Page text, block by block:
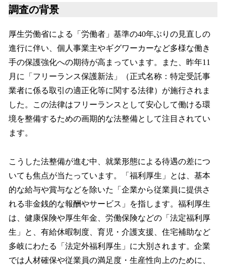
調査の背景
厚生労働省による「労働者」基準の40年ぶりの見直しの
進行に伴い、個人事業主やギグワーカーなど多様な働き
手の保護強化への期待が高まっています。また、昨年11
月に「フリーランス保護新法」（正式名称：特定受託事
業者に係る取引の適正化等に関する法律）が施行されま
した。この法律はフリーランスとして安心して働ける環
境を整備するための画期的な法整備として注目されてい
ます。
こうした法整備が進む中、就業形態による待遇の差につ
いても焦点が当たっています。「福利厚生」とは、基本
的な給与や賞与などを除いた「企業から従業員に提供さ
れる非金銭的な報酬やサービス」を指します。福利厚生
は、健康保険や厚生年金、労働保険などの「法定福利厚
生」と、有給休暇制度、育児・介護支援、住宅補助など
多岐にわたる「法定外福利厚生」に大別されます。企業
では人材確保や従業員の満足度・生産性向上のために、